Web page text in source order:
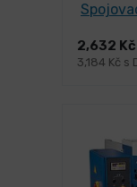
2,632 Kč
3,184 Kč s